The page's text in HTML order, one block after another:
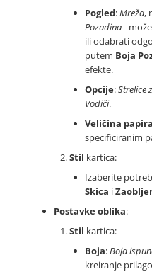
Pogled:Mreža,
Pozadina-
ili odabrati
putem Boja
efekte.
Opcije:Strelice
Vodiči.
Veličina papira
specificiranim
Stil kartica:
Izaberite
Skica i
Postavke oblika:
Stil kartica:
Boja:Boja
kreiranje